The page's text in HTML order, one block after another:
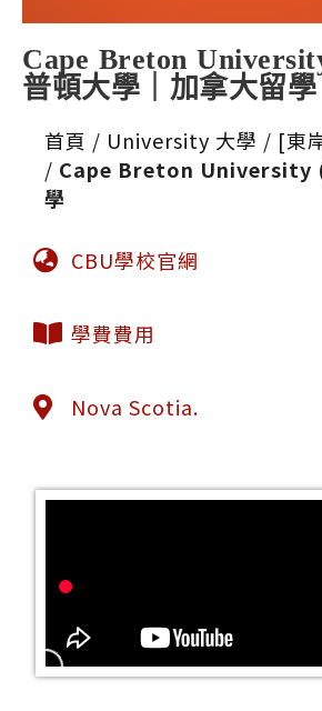
Cape Breton
普頓大學｜加拿大留學
首頁 / University 大學 / [東
/ Cape Breton University
學
CBU學校官網
學費費用
Nova Scotia.